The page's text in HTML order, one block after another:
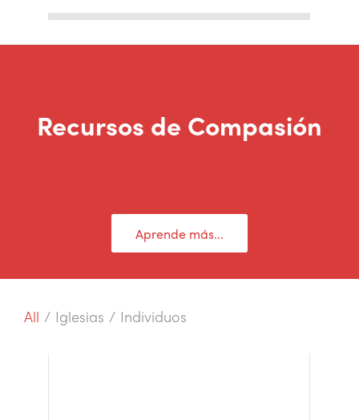
Recursos de Compasión
Aprende más...
All / Iglesias / Individuos